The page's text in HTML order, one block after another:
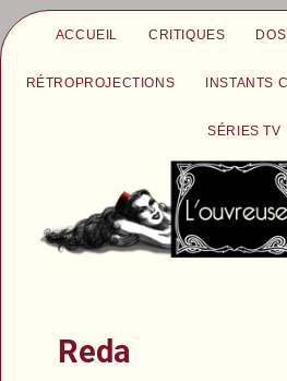
ACCUEIL CRITIQUES
RÉTROPROJECTIONS INSTANTS
SÉRIES TV
Reda